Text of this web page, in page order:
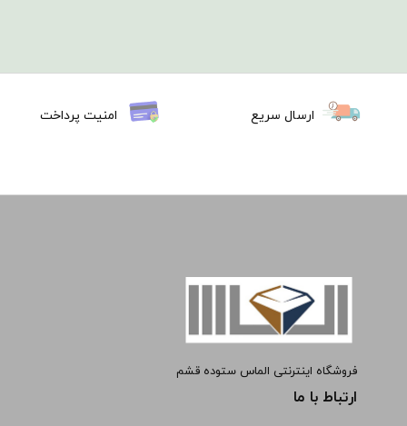
ارسال سریع امنیت پرداخت
فروشگاه اینترنتی الماس ستوده قشم
ارتباط با ما